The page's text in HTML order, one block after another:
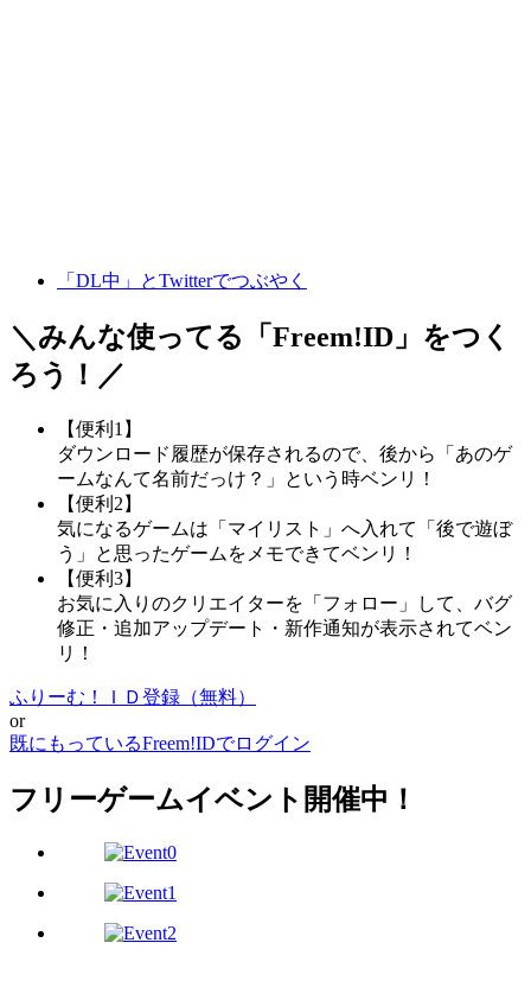
「DL中」とTwitterでつぶやく
＼みんな使ってる「 Freem!ID 」をつく
ろう！／
【便利1】
ダウンロード履歴が保存されるので、後から「あのゲ
ームなんて名前だっけ？」という時ベンリ！
【便利2】
気になるゲームは「マイリスト」へ入れて「後で遊ぼ
う」と思ったゲームをメモできてベンリ！
【便利3】
お気に入りのクリエイターを「フォロー」して、バグ
修正・追加アップデート・新作通知が表示されてベン
リ！
ふりーむ！ＩＤ登録（無料）
or
既にもっているFreem!IDでログイン
フリーゲームイベント開催中！